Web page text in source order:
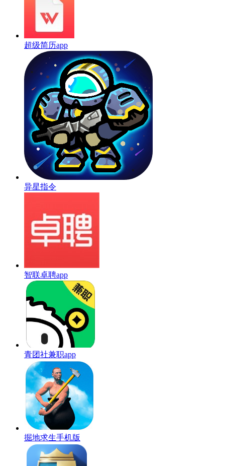
超级简历app
异星指令
智联卓聘app
青团社兼职app
掘地求生手机版